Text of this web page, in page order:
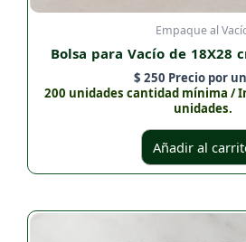
Empaque al
Bolsa para Vacío de 18X28
$ 250 Precio por
200 unidades cantidad mínima /
unidades.
Añadir al